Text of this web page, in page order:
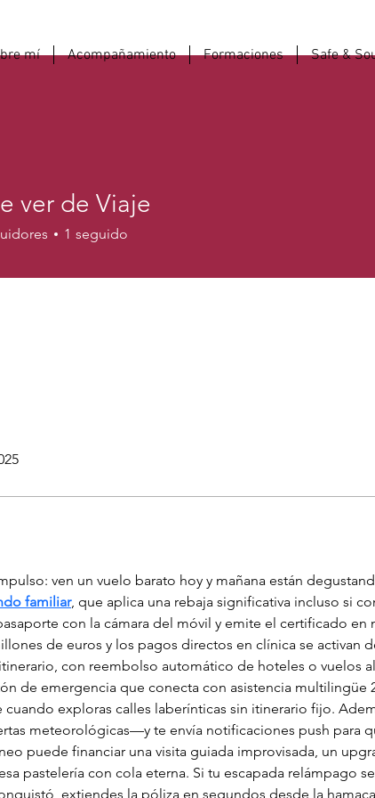
mí Acompañamiento Formaciones Safe &
ven un vuelo barato hoy y mañana están
familiar, que aplica una rebaja significativa incluso si
con la cámara del móvil y emite el certificado
de euros y los pagos directos en clínica se activan
con reembolso automático de hoteles o vuelos
de emergencia que conecta con asistencia multilingüe
cuando exploras calles laberínticas sin itinerario fijo.
meteorológicas—y te envía notificaciones push para
puede financiar una visita guiada improvisada, un
pastelería con cola eterna. Si tu escapada relámpago
extiendes la póliza en segundos desde la
ver de Viaje
1 seguido